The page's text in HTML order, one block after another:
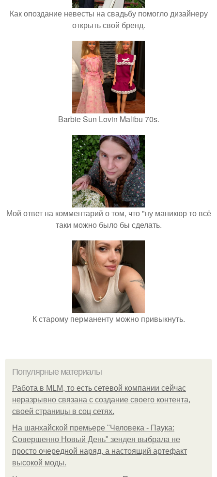
Как опоздание невесты на свадьбу помогло дизайнеру
открыть свой бренд.
Barbie Sun Lovin Malibu 70s.
Мой ответ на комментарий о том, что "ну маникюр то всё
таки можно было бы сделать.
К старому перманенту можно привыкнуть.
Популярные материалы
Работа в MLM, то есть сетевой компании сейчас
неразрывно связана с создание своего контента,
своей страницы в соц сетях.
На шанхайской премьере "Человека - Паука:
Совершенно Новый День" зендея выбрала не
просто очередной наряд, а настоящий артефакт
высокой моды.